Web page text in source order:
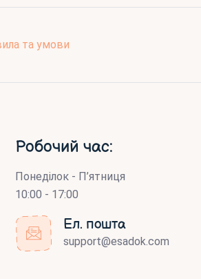
та умови
Робочий час:
Понеділок - П’ятниця
10:00 - 17:00
Ел. пошта
support@esadok.com